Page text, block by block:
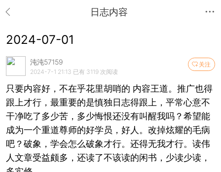
日志内容
2024-07-01
关注
沌沌57159
2024-7-1 21:13 已有 3119 次阅读
只要内容好，不在乎花里胡哨的 内容王道。推广也得
跟上才行，最重要的是慎独日志得跟上，平常心意不
干净吃了多少苦，多少悔恨还没有叫醒我吗？希望能
成为一个重道尊师的好学员，好人。改掉炫耀的毛病
吧？破象，学会怎么破象才行。还得无我才行。读伟
人文章受益颇多，还读了不该读的闲书，少读少读，